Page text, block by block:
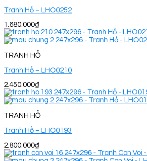
Tranh Hổ – LHO0252
1.680.000₫
TRANH HỔ
Tranh Hổ – LHO0210
2.450.000₫
TRANH HỔ
Tranh Hổ – LHO0193
2.800.000₫